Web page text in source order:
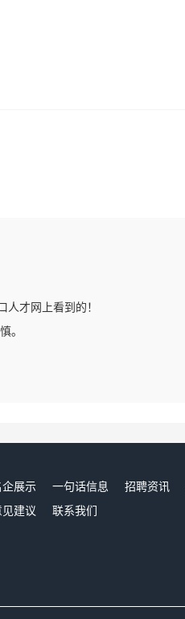
人才网上看到的！
。
企展示 一句话信息 招聘资讯
见建议 联系我们